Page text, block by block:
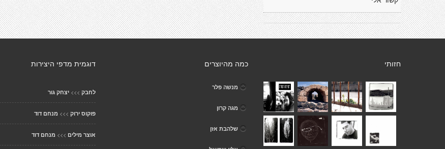
דוגמית מדפי היצירות
לחבק >>> יצחק גור
פוקוס ירוק >>> מנחם דוד
אוצר מילים >>> מנחם דוד
כמה מהיוצרים
מנשה פלר
מגה קרון
שלהבת אזן
חזותי